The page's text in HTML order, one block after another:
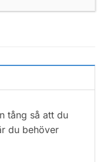
tång så att du
du behöver